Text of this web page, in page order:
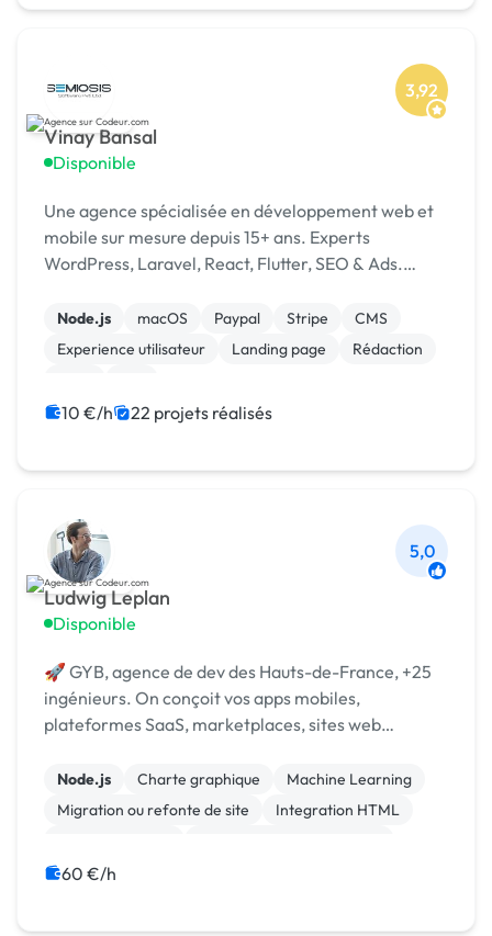
Vinay Bansal
Disponible
3,92
Une agence spécialisée en développement web et
mobile sur mesure depuis 15+ ans. Experts
WordPress, Laravel, React, Flutter, SEO & Ads.
Node.js macOS Paypal Stripe
CMS
Experience utilisateur
Landing page
Rédaction
10 €/h 22 projets réalisés
Ludwig Leplan
Disponible
5,0
🚀 GYB, agence de dev des Hauts-de-France, +25
ingénieurs. On conçoit vos apps mobiles,
plateformes SaaS, marketplaces, sites web
mise en production.
Node.js Charte graphique
Machine Learning
Migration ou refonte de site
Integration HTML
Création de site internet
60 €/h